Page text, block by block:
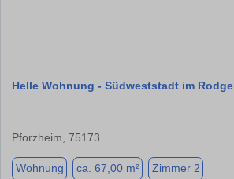
Helle Wohnung - Südweststadt im
Pforzheim, 75173
Wohnung ca. 67,00 m² Zimmer 2